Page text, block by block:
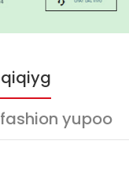
yupoo